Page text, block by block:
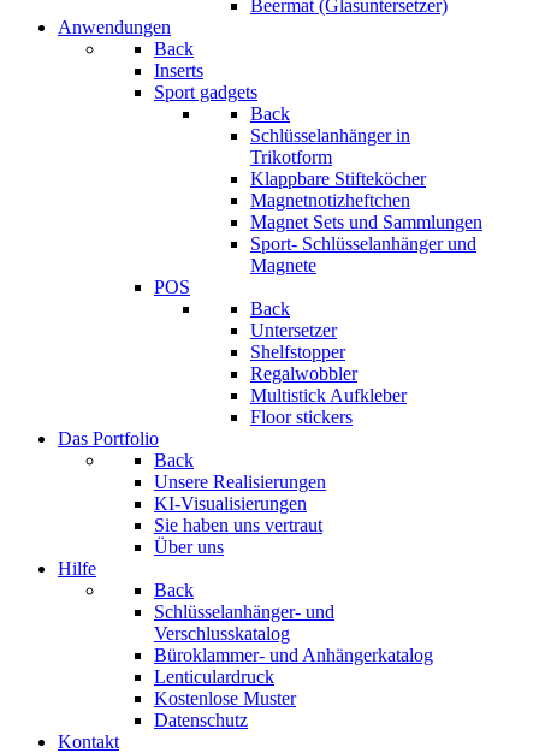
Beermat (Glasuntersetzer)
Anwendungen
Back
Inserts
Sport gadgets
Back
Schlüsselanhänger in
Trikotform
Klappbare Stifteköcher
Magnetnotizheftchen
Magnet Sets und Sammlungen
Sport- Schlüsselanhänger und
Magnete
POS
Back
Untersetzer
Shelfstopper
Regalwobbler
Multistick Aufkleber
Floor stickers
Das Portfolio
Back
Unsere Realisierungen
KI-Visualisierungen
Sie haben uns vertraut
Über uns
Hilfe
Back
Schlüsselanhänger- und
Verschlusskatalog
Büroklammer- und Anhängerkatalog
Lenticulardruck
Kostenlose Muster
Datenschutz
Kontakt